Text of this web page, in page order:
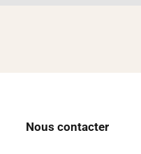
Nous contacter